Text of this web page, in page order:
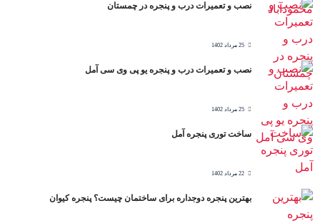
نصب و تعمیرات درب و پنجره در چمستان
25 مرداد 1402
نصب و تعمیرات درب و پنجره یو پی وی سی آمل
25 مرداد 1402
ساخت توری پنجره آمل
22 مرداد 1402
بهترین پنجره دوجداره برای ساختمان چیست؟ پنجره کیوان